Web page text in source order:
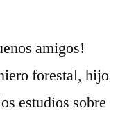
amigos!
forestal, hijo
estudios sobre